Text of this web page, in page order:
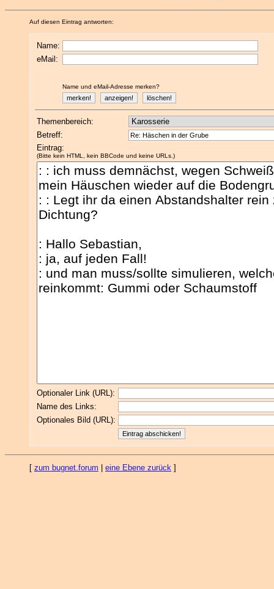
Auf diesen Eintrag antworten:
Name:
eMail:
Name und eMail-Adresse merken?
Themenbereich:
Betreff:
Eintrag:
(Bitte kein HTML, kein BBCode und keine URLs.)
Optionaler Link (URL):
Name des Links:
Optionales Bild (URL):
[ zum bugnet.forum eine Ebene zurück ]